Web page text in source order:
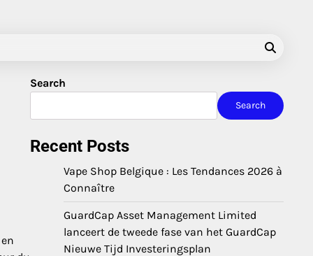
Search
Search
Recent Posts
Vape Shop Belgique : Les Tendances 2026 à
Connaître
GuardCap Asset Management Limited
lanceert de tweede fase van het GuardCap
Nieuwe Tijd Investeringsplan